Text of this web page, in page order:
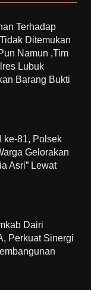
Terhadap
Ditemukan
Namun ,Tim
Lubuk
Barang Bukti
ke-81, Polsek
Gelorakan
Asri” Lewat
Dairi
Perkuat Sinergi